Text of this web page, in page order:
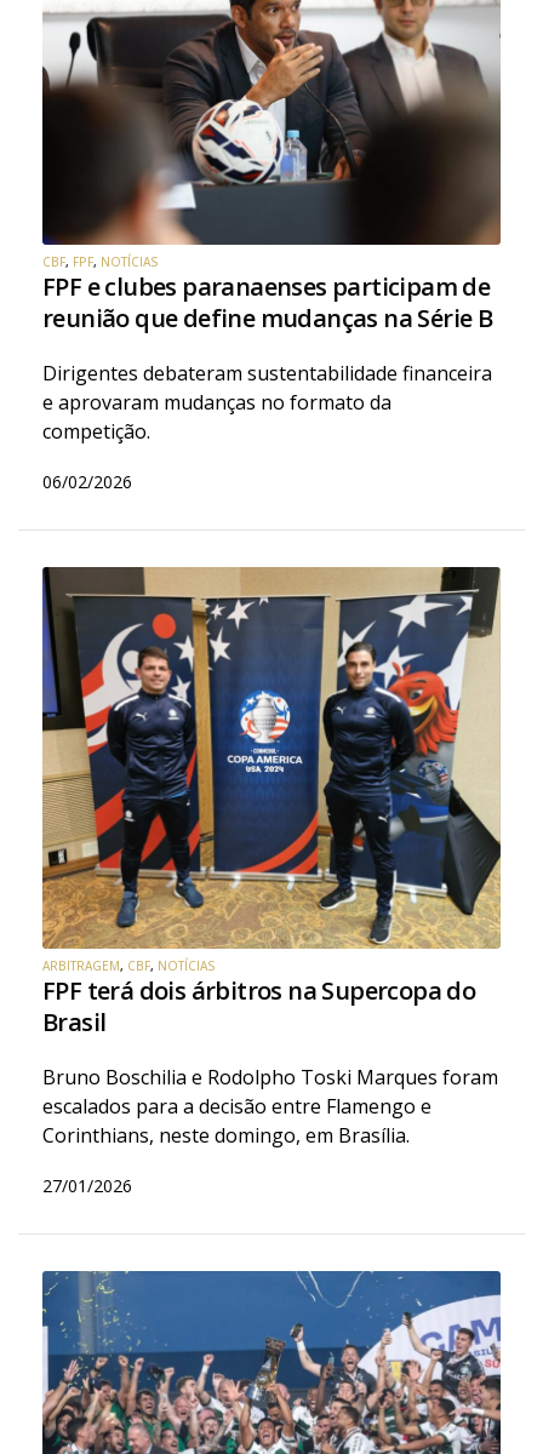
CBF, FPF, NOTÍCIAS
FPF e clubes paranaenses participam de
reunião que define mudanças na Série B
Dirigentes debateram sustentabilidade financeira
e aprovaram mudanças no formato da
competição.
06/02/2026
ARBITRAGEM, CBF, NOTÍCIAS
FPF terá dois árbitros na Supercopa do
Brasil
Bruno Boschilia e Rodolpho Toski Marques foram
escalados para a decisão entre Flamengo e
Corinthians, neste domingo, em Brasília.
27/01/2026